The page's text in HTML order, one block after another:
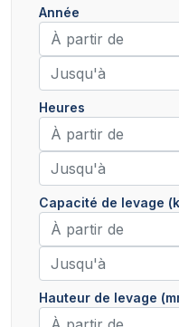
Année
Heures
Capacité de levage
Hauteur de levage